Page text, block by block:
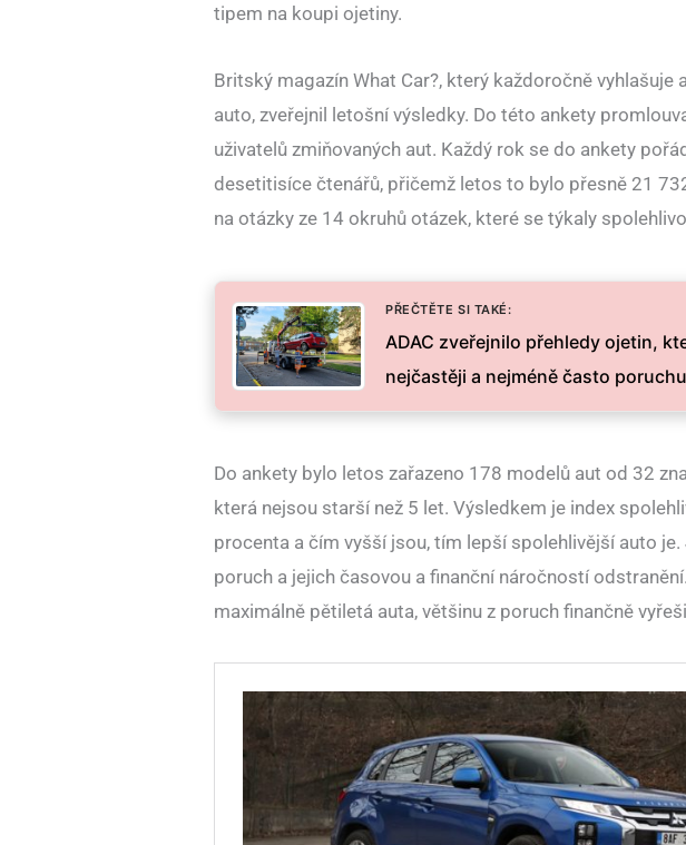
tipem na koupi ojetiny.
Britský magazín What Car?, který každoročně vyhlašuje
auto, zveřejnil letošní výsledky. Do této ankety
uživatelů zmiňovaných aut. Každý rok se do ankety
desetitisíce čtenářů, přičemž letos to bylo přesně 21
na otázky ze 14 okruhů otázek, které se týkaly
PŘEČTĚTE SI TAKÉ:
ADAC zveřejnilo přehledy ojetin,
nejčastěji a nejméně často
Do ankety bylo letos zařazeno 178 modelů aut od 32
která nejsou starší než 5 let. Výsledkem je index
procenta a čím vyšší jsou, tím lepší spolehlivější auto
poruch a jejich časovou a finanční náročností
maximálně pětiletá auta, většinu z poruch finančně